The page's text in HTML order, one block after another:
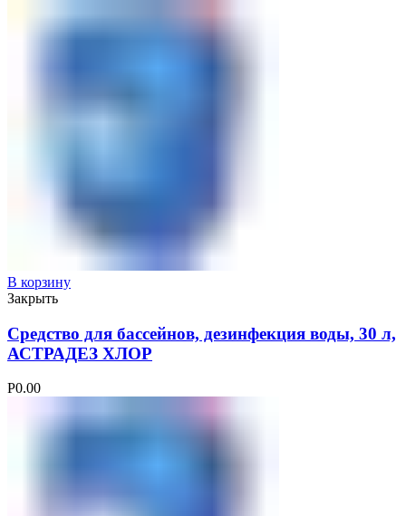
В корзину
Закрыть
Средство для бассейнов, дезинфекция воды, 30 л,
АСТРАДЕЗ ХЛОР
Р0.00